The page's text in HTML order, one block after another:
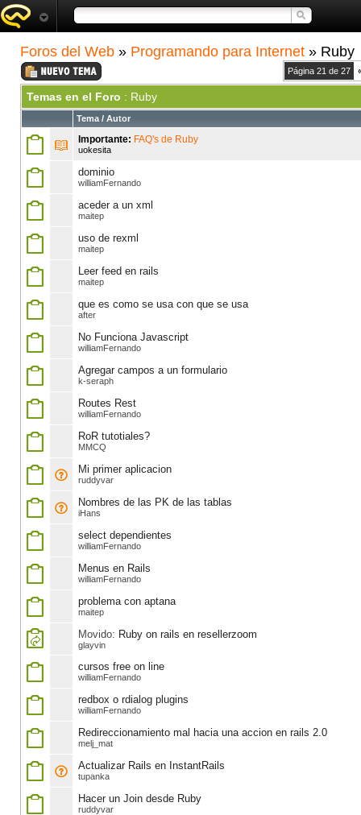
Foros del Web » Programando para Internet » Ruby
Página 21 de 27
Temas en el Foro : Ruby
Tema / Autor
Importante: FAQ's de Ruby
uokesita
dominio
williamFernando
aceder a un xml
maitep
uso de rexml
maitep
Leer feed en rails
maitep
que es como se usa con que se usa
after
No Funciona Javascript
williamFernando
Agregar campos a un formulario
k-seraph
Routes Rest
williamFernando
RoR tutotiales?
MMCQ
Mi primer aplicacion
ruddyvar
Nombres de las PK de las tablas
iHans
select dependientes
williamFernando
Menus en Rails
williamFernando
problema con aptana
maitep
Movido: Ruby on rails en resellerzoom
glayvin
cursos free on line
williamFernando
redbox o rdialog plugins
williamFernando
Redireccionamiento mal hacia una accion en rails 2.0
melj_mat
Actualizar Rails en InstantRails
tupanka
Hacer un Join desde Ruby
ruddyvar